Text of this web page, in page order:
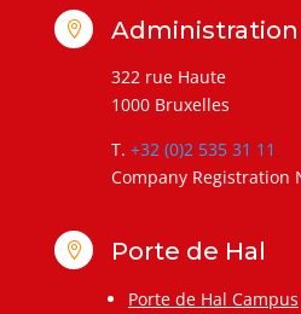
 Administration
322 rue Haute
1000 Bruxelles
T. +32 (0)2 535 31 11
Company Registration
 Porte de Hal
Porte de Hal Campus